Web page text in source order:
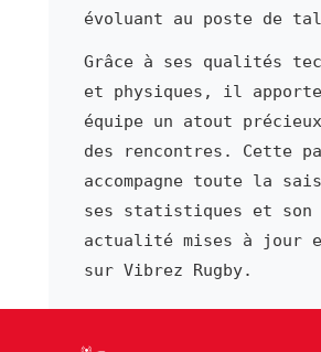
évoluant au poste de
Grâce à ses qualités
et physiques, il
équipe un atout
des rencontres. Cette
accompagne toute la
ses statistiques et son
actualité mises à jour
sur Vibrez Rugby.